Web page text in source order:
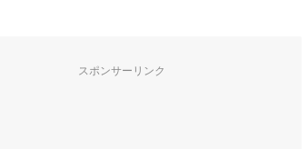
スポンサーリンク